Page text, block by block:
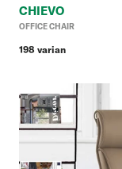
CHIEVO
OFFICE CHAIR
198 varian